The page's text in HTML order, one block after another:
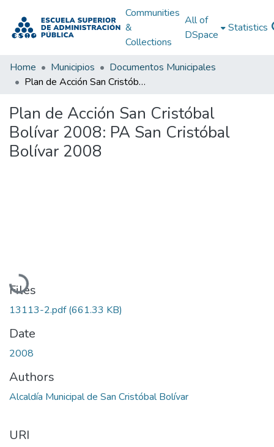
Communities
&
Collections
All of
DSpace
Statistics
Home Municipios
Documentos Municipales
Plan de Acción San Cristóbal Bolívar 2008: PA San Cristóbal Bolívar 2008
Plan de Acción San Cristóbal
Bolívar 2008: PA San Cristóbal
Bolívar 2008
Loading...
Files
13113-2.pdf(661.33 KB)
Date
2008
Authors
Alcaldía Municipal de San Cristóbal Bolívar
URI